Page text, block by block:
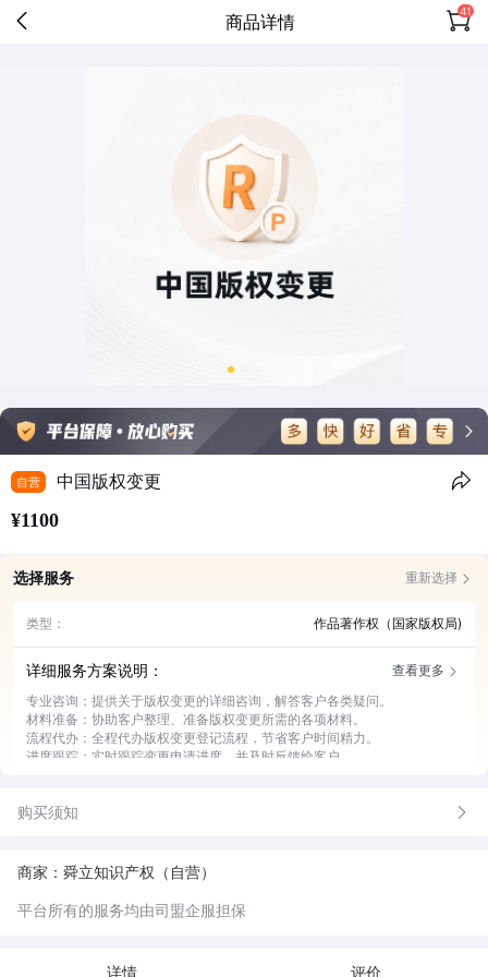
商品详情 41
自营 中国版权变更
¥1100
选择服务 重新选择
类型： 作品著作权（国家版权局)
详细服务方案说明：
查看更多
专业咨询：提供关于版权变更的详细咨询，解答客户各类疑问。
材料准备：协助客户整理、准备版权变更所需的各项材料。
流程代办：全程代办版权变更登记流程，节省客户时间精力。
进度跟踪：实时跟踪变更申请进度，并及时反馈给客户。
购买须知
商家：舜立知识产权（自营）
平台所有的服务均由司盟企服担保
详情 评价